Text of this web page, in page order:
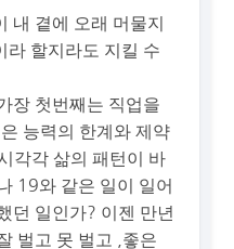
내 곁에 오래 머물지
라 할지라도 지킬 수
장 첫번째는 직업을
능력의 한계와 제약
각각 삶의 패턴이 바
19와 같은 일이 일어
던 일인가? 이젠 만년
벌고 못 벌고 ,좋은